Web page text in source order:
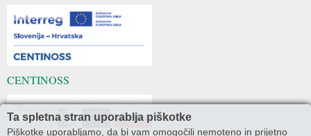
Ta spletna stran uporablja piškotke
Piškotke uporabljamo, da bi vam omogočili nemoteno in prijetno
CENTINOSS